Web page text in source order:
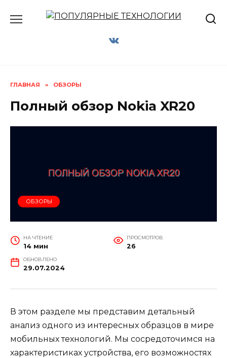
ГЛАВНАЯ » ОБЗОРЫ
Полный обзор Nokia XR20
ОБЗОРЫ
НА ЧТЕНИЕ
14 мин
ПРОСМОТРОВ
26
ОБНОВЛЕНО
29.07.2024
В этом разделе мы представим детальный
анализ одного из интересных образцов в мире
мобильных технологий. Мы сосредоточимся на
характеристиках устройства, его возможностях